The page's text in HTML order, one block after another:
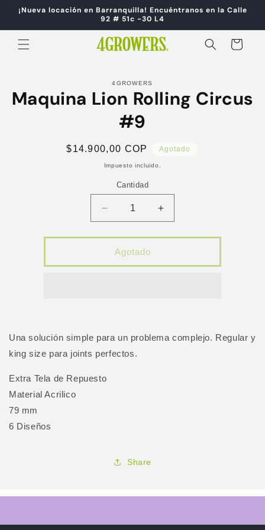
directamente
¡Nueva locación en Barranquilla! Encuéntranos en la Calle
92 # 51c -30 L4
Carrito
información
del producto
4GROWERS
Maquina Lion Rolling Circus
#9
Precio
habitual
$14.900,00 COP Agotado
Impuesto incluido.
Cantidad
Reducir
cantidad
para
Maquina
Lion
Aumentar
cantidad
para
Lion
Agotado
Una solución simple para un problema complejo. Regular y
king size para joints perfectos.
Extra Tela de Repuesto
Material Acrilico
79 mm
6 Diseños
Share